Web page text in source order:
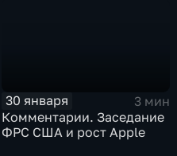
30 января
3 мин
Комментарии. Заседание
ФРС США и рост Apple